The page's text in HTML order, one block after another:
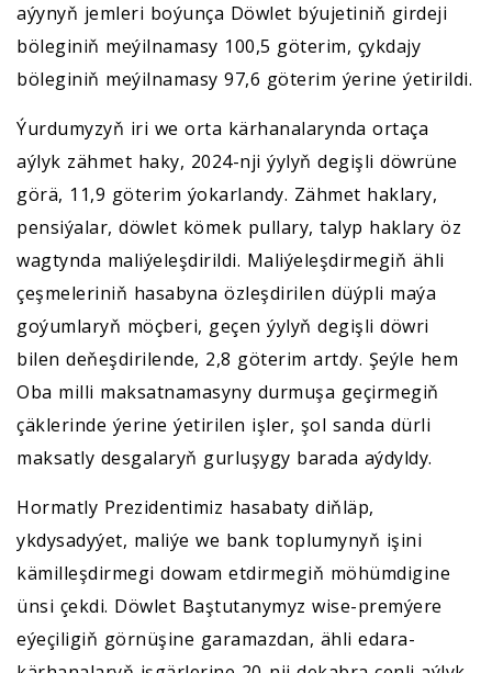
aýynyň jemleri boýunça Döwlet býujetiniň girdeji
böleginiň meýilnamasy 100,5 göterim, çykdajy
böleginiň meýilnamasy 97,6 göterim ýerine ýetirildi.
Ýurdumyzyň iri we orta kärhanalarynda ortaça
aýlyk zähmet haky, 2024-nji ýylyň degişli döwrüne
görä, 11,9 göterim ýokarlandy. Zähmet haklary,
pensiýalar, döwlet kömek pullary, talyp haklary öz
wagtynda maliýeleşdirildi. Maliýeleşdirmegiň ähli
çeşmeleriniň hasabyna özleşdirilen düýpli maýa
goýumlaryň möçberi, geçen ýylyň degişli döwri
bilen deňeşdirilende, 2,8 göterim artdy. Şeýle hem
Oba milli maksatnamasyny durmuşa geçirmegiň
çäklerinde ýerine ýetirilen işler, şol sanda dürli
maksatly desgalaryň gurluşygy barada aýdyldy.
Hormatly Prezidentimiz hasabaty diňläp,
ykdysadyýet, maliýe we bank toplumynyň işini
kämilleşdirmegi dowam etdirmegiň möhümdigine
ünsi çekdi. Döwlet Baştutanymyz wise-premýere
eýeçiligiň görnüşine garamazdan, ähli edara-